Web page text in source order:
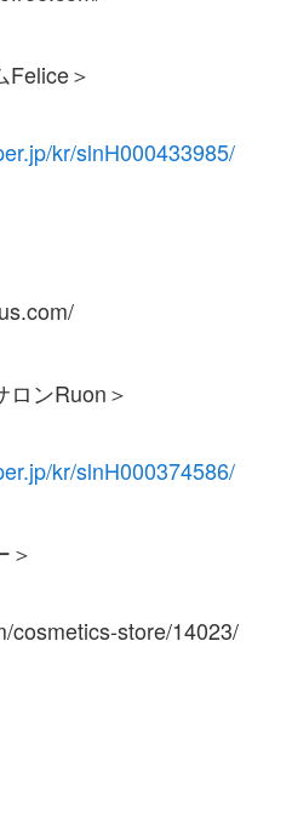
Felice＞
kr/slnH000433985/
ロンRuon＞
kr/slnH000374586/
＞
cosmetics-store/14023/